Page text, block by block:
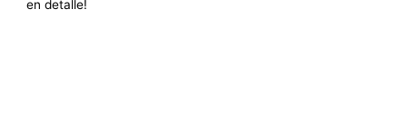
en detalle!